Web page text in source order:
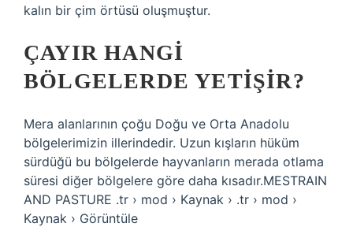
kalın bir çim örtüsü oluşmuştur.
ÇAYIR HANGI
BÖLGELERDE YETIŞIR?
Mera alanlarının çoğu Doğu ve Orta Anadolu
bölgelerimizin illerindedir. Uzun kışların hüküm
sürdüğü bu bölgelerde hayvanların merada otlama
süresi diğer bölgelere göre daha kısadır.MESTRAIN
AND PASTURE .tr › mod › Kaynak › .tr › mod ›
Kaynak › Görüntüle